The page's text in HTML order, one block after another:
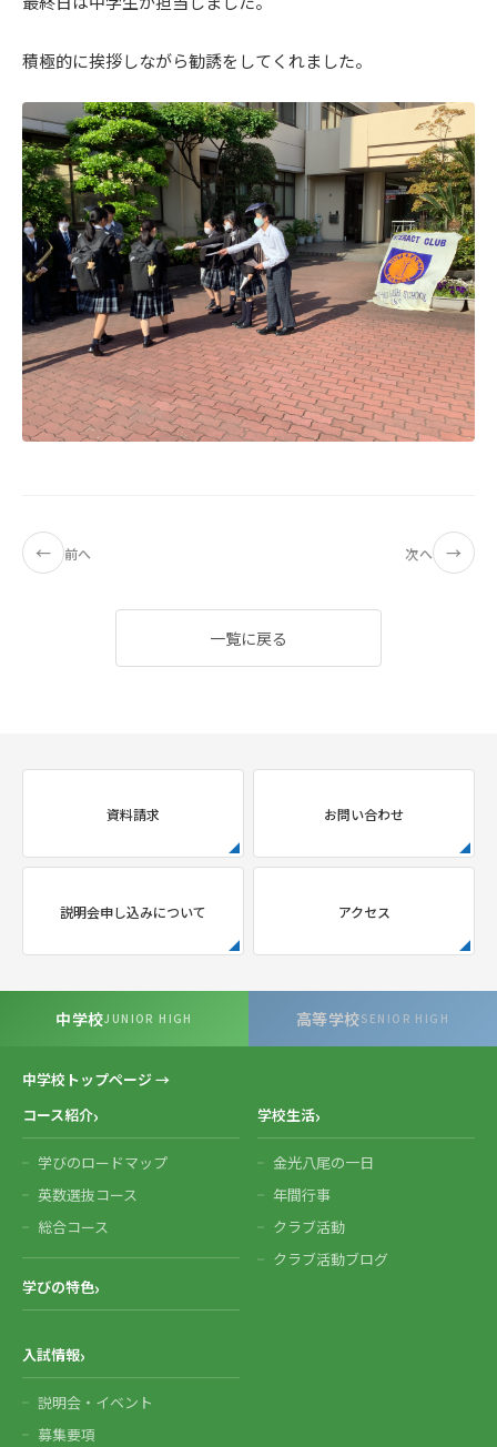
積極的に挨拶しながら勧誘をしてくれました。
← 前へ 次へ →
一覧に戻る
資料請求 お問い合わせ
説明会申し込みについて アクセス
中学校JUNIOR HIGH 高等学校SENIOR HIGH
中学校トップページ →
コース紹介
学びのロードマップ
英数選抜コース
総合コース
学びの特色
学校生活
金光八尾の一日
年間行事
クラブ活動
クラブ活動ブログ
入試情報
説明会・イベント
募集要項